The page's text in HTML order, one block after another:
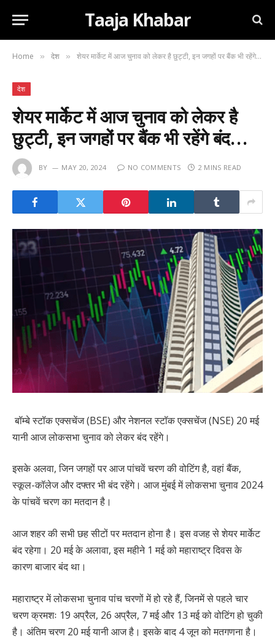
Taaja Khabar
Home » देश » शेयर मार्केट में आज चुनाव को लेकर है छुट्टी, इन जगहों पर बैंक भी रहेंगे बंद…
देश
शेयर मार्केट में आज चुनाव को लेकर है
छुट्टी, इन जगहों पर बैंक भी रहेंगे बंद…
BY MAY 20, 2024 NO COMMENTS 2 MINS READ
बॉम्बे स्टॉक एक्सचेंज (BSE) और नेशनल स्टॉक एक्सचेंज (NSE) 20 मई
यानी आज लोकसभा चुनाव को लेकर बंद रहेंगे।
इसके अलवा, जिन जगहों पर आज पांचवें चरण की वोटिंग है, वहां बैंक,
स्कूल-कॉलेज और दफ्तर भी बंद रहेंगे। आज मुंबई में लोकसभा चुनाव 2024
के पांचवें चरण का मतदान है।
आज शहर की सभी छह सीटों पर मतदान होना है। इस वजह से शेयर मार्केट
बंद रहेगा। 20 मई के अलावा, इस महीने 1 मई को महाराष्ट्र दिवस के
कारण बाजार बंद था।
महाराष्ट्र में लोकसभा चुनाव पांच चरणों में हो रहे हैं, जिनमें से पहले चार
चरण क्रमशः 19 अप्रैल, 26 अप्रैल, 7 मई और 13 मई को वोटिंग हो चुकी
है। अंतिम चरण 20 मई यानी आज है। इसके बाद 4 जून को मतगणना है।